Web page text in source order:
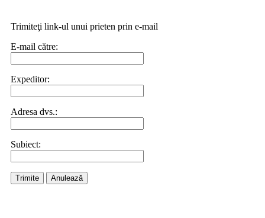
Trimiteţi link-ul unui prieten prin e-mail
E-mail către:
Expeditor:
Adresa dvs.:
Subiect:
Trimite Anulează